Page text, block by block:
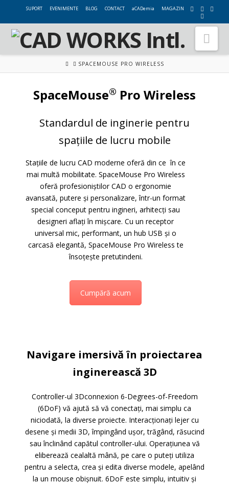
SUPORT EVENIMENTE BLOG CONTACT aCADemia MAGAZIN
HOMESPACEMOUSE PRO WIRELESS
SpaceMouse® Pro Wireless
Standardul de inginerie pentru
spațiile de lucru mobile
Stațiile de lucru CAD moderne oferă din ce în ce
mai multă mobilitate. SpaceMouse Pro Wireless
oferă profesioniștilor CAD o ergonomie
avansată, putere și personalizare, într-un format
special conceput pentru ingineri, arhitecți sau
designeri aflați în mișcare. Cu un receptor
universal mic, performant, un hub USB și o
carcasă elegantă, SpaceMouse Pro Wireless te
însoțește pretutindeni.
Cumpără acum
Navigare imersivă în proiectarea
inginerească 3D
Controller-ul 3Dconnexion 6-Degrees-of-Freedom
(6DoF) vă ajută să vă conectați, mai simplu ca
niciodată, la diverse proiecte. Interacționați lejer cu
desene și medii 3D, împingând ușor, trăgând, răsucind
sau înclinând capătul controller-ului. Operațiunea vă
eliberează cealaltă mână, pe care o puteți utiliza
pentru a selecta, crea și edita diverse modele, apelând
la un mouse obișnuit. 6DoF este simplu, intuitiv și